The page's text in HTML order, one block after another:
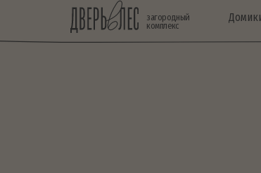
загородный
комплекс
Домики